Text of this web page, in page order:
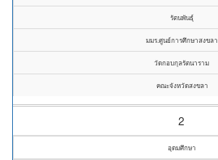
รัตนพันธุ์
มมร.ศูนย์การศึกษาสงขลา
วัดกอบกุลรัตนาราม
คณะจังหวัดสงขลา
2
อุดมศึกษา